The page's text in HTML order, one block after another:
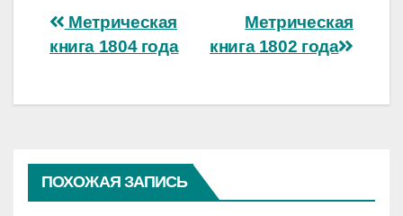
Навигация
по
записям
Метрическая
книга 1802 года
Метрическая
книга 1804 года
ПОХОЖАЯ ЗАПИСЬ